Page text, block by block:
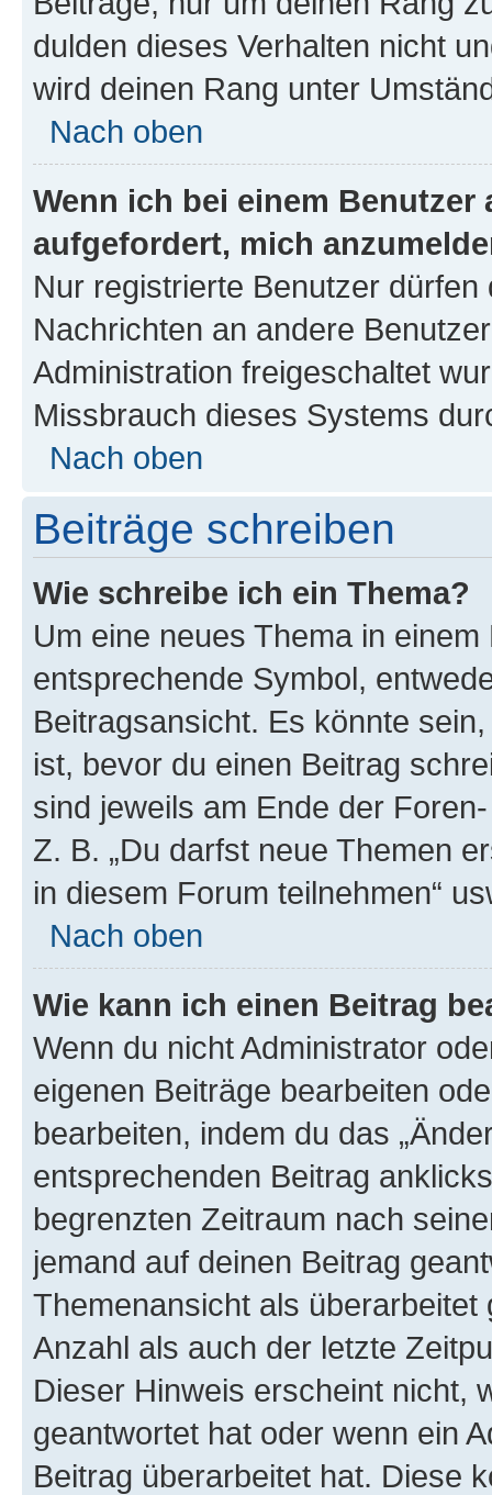
dulden dieses Verhalten nicht
wird deinen Rang unter
Nach oben
Wenn ich bei einem
aufgefordert, mich
Nur registrierte Benutzer
Nachrichten an andere
Administration freigeschaltet
Missbrauch dieses Systems
Nach oben
Beiträge schreiben
Wie schreibe ich ein Thema?
Um eine neues Thema in
entsprechende Symbol,
Beitragsansicht. Es könnte
ist, bevor du einen Beitrag
sind jeweils am Ende der
Z. B. „Du darfst neue Themen
in diesem Forum teilnehmen“
Nach oben
Wie kann ich einen Beitrag
Wenn du nicht Administrator
eigenen Beiträge bearbeiten
bearbeiten, indem du das
entsprechenden Beitrag
begrenzten Zeitraum nach
jemand auf deinen Beitrag
Themenansicht als
Anzahl als auch der letzte
Dieser Hinweis erscheint nicht,
geantwortet hat oder wenn ein
Beitrag überarbeitet hat. Diese